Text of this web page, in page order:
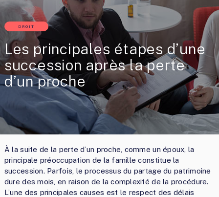
DROIT
Les principales étapes d’une
succession après la perte
d’un proche
À la suite de la perte d’un proche, comme un époux, la
principale préoccupation de la famille constitue la
succession. Parfois, le processus du partage du patrimoine
dure des mois, en raison de la complexité de la procédure.
L’une des principales causes est le respect des délais